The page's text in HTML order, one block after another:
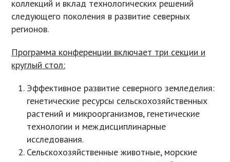
коллекций и вклад технологических решений
следующего поколения в развитие северных
регионов.
Программа конференции включает три секции и
круглый стол:
Эффективное развитие северного земледелия:
генетические ресурсы сельскохозяйственных
растений и микроорганизмов, генетические
технологии и междисциплинарные
исследования.
Сельскохозяйственные животные, морские